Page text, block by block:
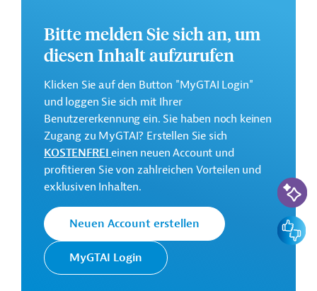
Weitere Informationen zu dem geplanten
Entwicklungsprojekt finden Sie auf derWebseite der
Gesamtkosten:
0,6 Millionen US-Dollar
Geberbeitrag:
0,6 Millionen US-Dollar (Zuschuss)
Kontaktadresse
Die IDB ist die wichtigste
multilaterale
Bitte melden Sie sich an, um
diesen Inhalt aufzurufen
Klicken Sie auf den Button "MyGTAI Login"
und loggen Sie sich mit Ihrer
Benutzererkennung ein. Sie haben noch keinen
Zugang zu MyGTAI? Erstellen Sie sich
KOSTENFREIeinen neuen Account und
profitieren Sie von zahlreichen Vorteilen und
exklusiven Inhalten.
Neuen Account erstellen
MyGTAI Login
KI-